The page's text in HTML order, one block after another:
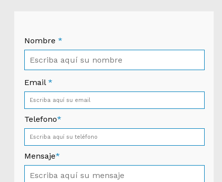
Nombre *
Email*
Telefono*
Mensaje*